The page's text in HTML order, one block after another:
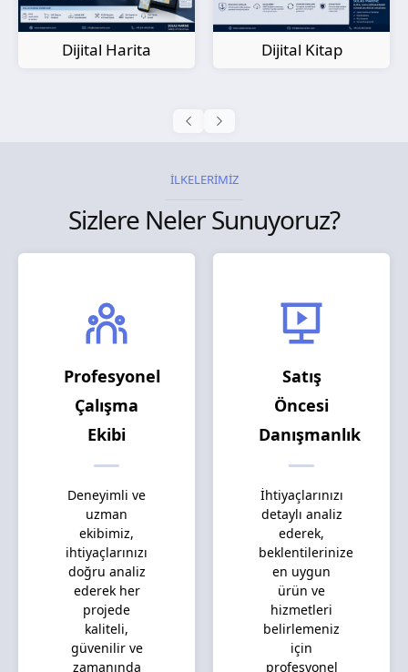
Dijital Kitap
Kağıt Harita
İLKELERİMİZ
Sizlere Neler Sunuyoruz?
Profesyonel
Çalışma
Ekibi
Deneyimli ve
uzman
ekibimiz,
ihtiyaçlarınızı
doğru analiz
ederek her
projede
kaliteli,
güvenilir ve
zamanında
Satış
Öncesi
Danışmanlık
İhtiyaçlarınızı
detaylı analiz
ederek,
beklentilerinize
en uygun
ürün ve
hizmetleri
belirlemeniz
için
profesyonel